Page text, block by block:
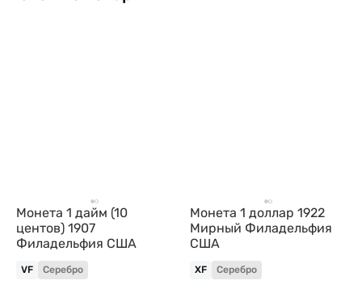
Монета 1 дайм (10
центов) 1907
Филадельфия США
VF Серебро
Монета 1 доллар 1922
Мирный Филадельфия
США
XF Серебро